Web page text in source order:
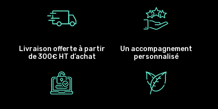
Livraison offerte à partir
de 300€ HT d’achat
Un accompagnement
personnalisé